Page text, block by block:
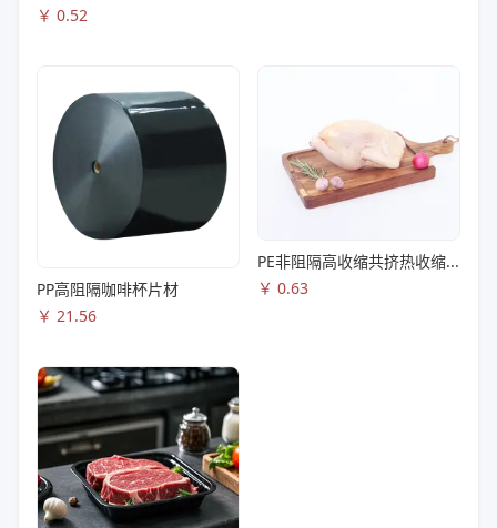
￥ 0.52
PP高阻隔咖啡杯片材
￥ 21.56
PE非阻隔高收缩共挤热收缩膜S83
￥ 0.63